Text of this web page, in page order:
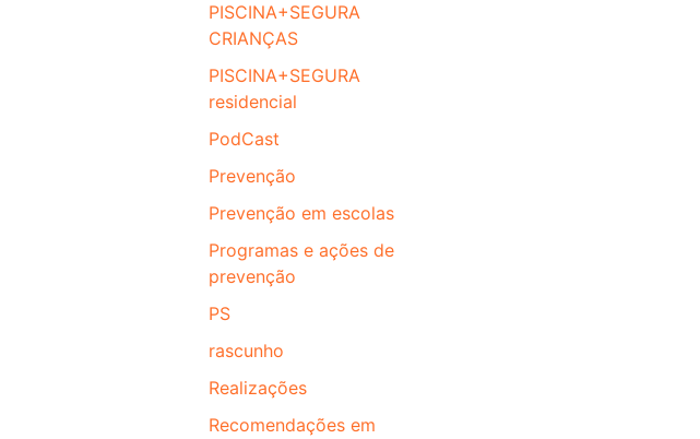
PISCINA+SEGURA
CRIANÇAS
PISCINA+SEGURA
residencial
PodCast
Prevenção
Prevenção em escolas
Programas e ações de
prevenção
PS
rascunho
Realizações
Recomendações em